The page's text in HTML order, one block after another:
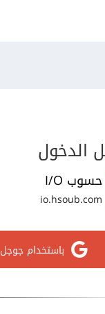
الدخول
حسوب I/O
io.hsoub.com
باستخدام جوجل